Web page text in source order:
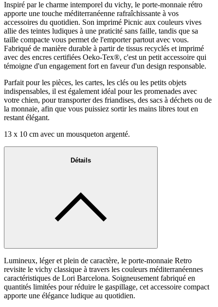
Inspiré par le charme intemporel du vichy, le porte-monnaie rétro
apporte une touche méditerranéenne rafraîchissante à vos
accessoires du quotidien. Son imprimé Picnic aux couleurs vives
allie des teintes ludiques à une praticité sans faille, tandis que sa
taille compacte vous permet de l'emporter partout avec vous.
Fabriqué de manière durable à partir de tissus recyclés et imprimé
avec des encres certifiées Oeko-Tex®, c'est un petit accessoire qui
témoigne d'un engagement fort en faveur d'un design responsable.
Parfait pour les pièces, les cartes, les clés ou les petits objets
indispensables, il est également idéal pour les promenades avec
votre chien, pour transporter des friandises, des sacs à déchets ou de
la monnaie, afin que vous puissiez sortir les mains libres tout en
restant élégant.
13 x 10 cm avec un mousqueton argenté.
Détails
Lumineux, léger et plein de caractère, le porte-monnaie Retro
revisite le vichy classique à travers les couleurs méditerranéennes
caractéristiques de Lori Barcelona. Soigneusement fabriqué en
quantités limitées pour réduire le gaspillage, cet accessoire compact
apporte une élégance ludique au quotidien.